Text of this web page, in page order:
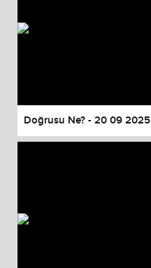
Doğrusu Ne? - 20 09 2025